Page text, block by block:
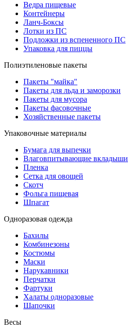
Ведра пищевые
Контейнеры
Ланч-Боксы
Лотки из ПС
Подложки из вспененного ПС
Упаковка для пиццы
Полиэтиленовые пакеты
Пакеты "майка"
Пакеты для льда и заморозки
Пакеты для мусора
Пакеты фасовочные
Хозяйственные пакеты
Упаковочные материалы
Бумага для выпечки
Влаговпитывающие вкладыши
Пленка
Сетка для овощей
Скотч
Фольга пищевая
Шпагат
Одноразовая одежда
Бахилы
Комбинезоны
Костюмы
Маски
Нарукавники
Перчатки
Фартуки
Халаты одноразовые
Шапочки
Весы